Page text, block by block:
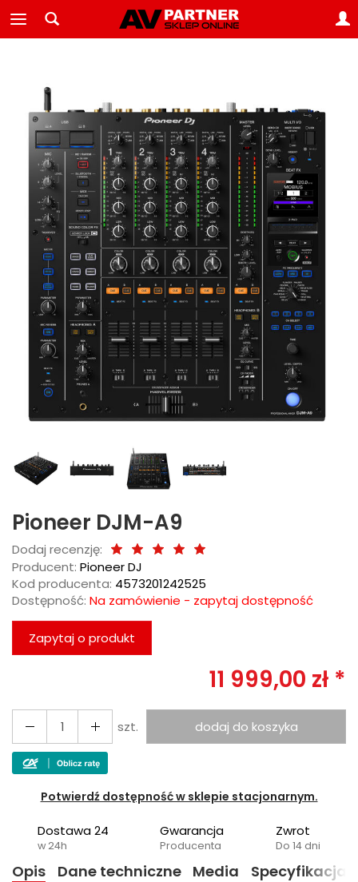
Pioneer DJM-A9
Dodaj recenzję:
Producent: Pioneer DJ
Kod producenta: 4573201242525
Dostępność: Na zamówienie - zapytaj dostępność
Zapytaj o produkt
11 999,00 zł *
szt. dodaj do koszyka
Potwierdź dostępność w sklepie stacjonarnym.
Dostawa 24
w 24h
Gwarancja
Producenta
Zwrot
Do 14 dni
Opis Dane techniczne Media Specyfikacja